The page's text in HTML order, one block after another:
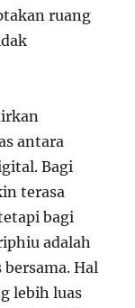
ruang
antara
Bagi
terasa
bagi
adalah
Hal
lebih luas